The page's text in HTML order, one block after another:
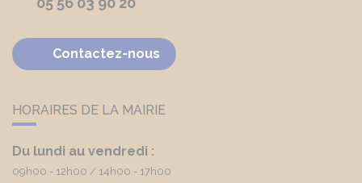
Contactez-nous
HORAIRES DE LA MAIRIE
Du lundi au vendredi :
09h00 - 12h00 14h00 - 17h00